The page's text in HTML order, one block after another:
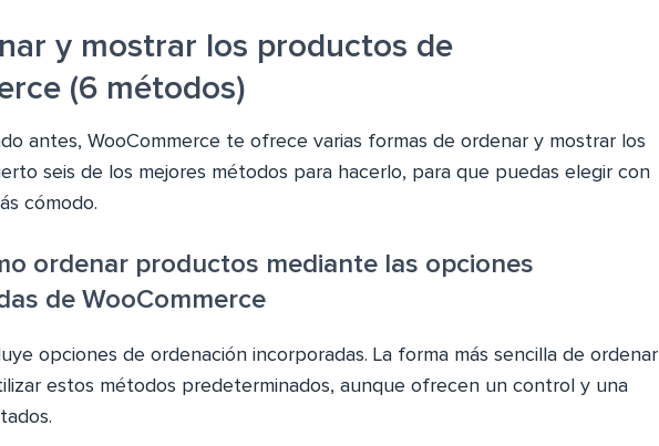
y mostrar los productos de
(6 métodos)
antes, WooCommerce te ofrece varias formas de ordenar y mostrar los
seis de los mejores métodos para hacerlo, para que puedas elegir con
cómodo.
ordenar productos mediante las opciones
de WooCommerce
opciones de ordenación incorporadas. La forma más sencilla de ordenar
estos métodos predeterminados, aunque ofrecen un control y una